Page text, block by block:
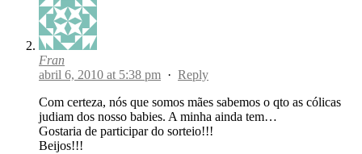
Fran
abril 6, 2010 at 5:38 pm · Reply
Com certeza, nós que somos mães sabemos o qto as cólicas
judiam dos nosso babies. A minha ainda tem…
Gostaria de participar do sorteio!!!
Beijos!!!